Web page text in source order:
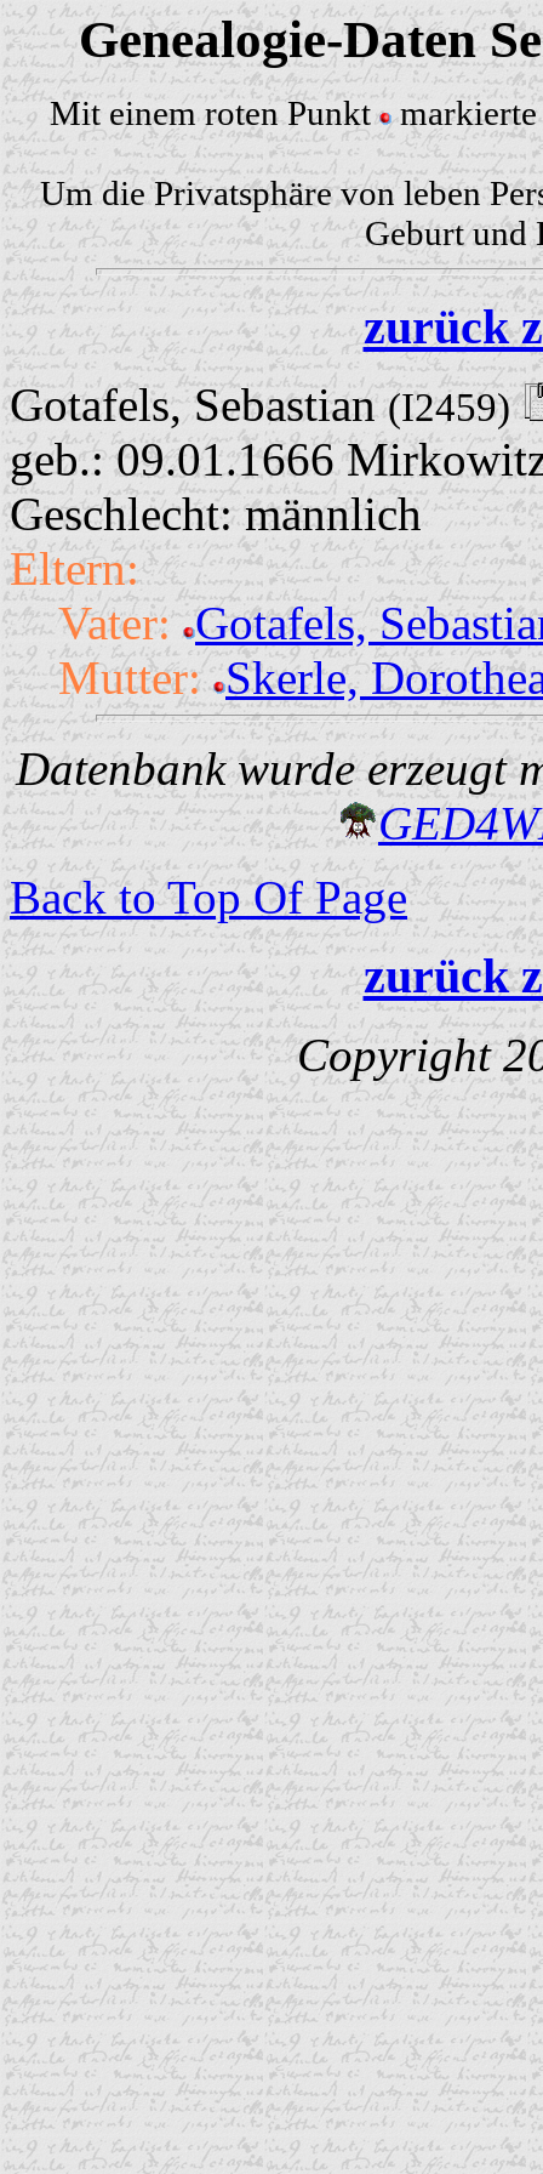
Genealogie-Daten
Mit einem roten Punkt markierte
Um die Privatsphäre von leben
Geburt und
zurück
Gotafels, Sebastian(I2459)
geb.: 09.01.1666
Geschlecht: männlich
Eltern:
Vater: Gotafels,
Mutter: Skerle,
Datenbank wurde erzeugt
Back to Top Of Page
zurück
Copyright